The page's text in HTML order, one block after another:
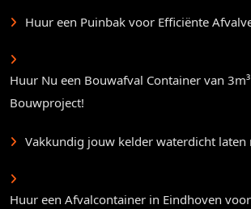
Huur een Puinbak voor Efficiënte
Huur Nu een Bouwafval Container van
Bouwproject!
Vakkundig jouw kelder waterdicht laten
Huur een Afvalcontainer in Eindhoven